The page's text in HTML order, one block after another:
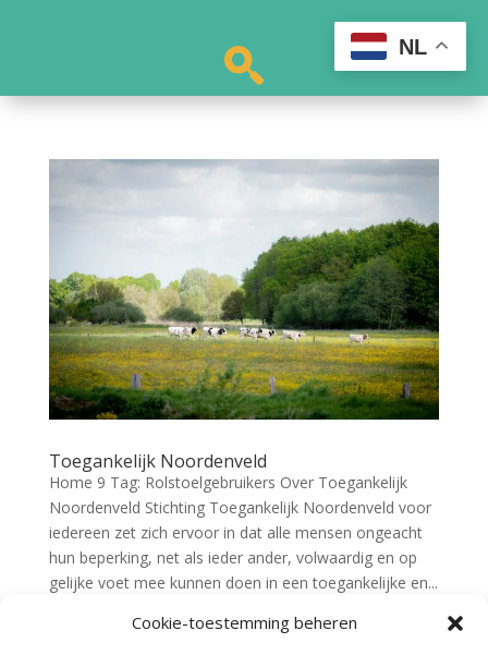
Cookie-toestemming beheren
Toegankelijk Noordenveld
Home 9 Tag: Rolstoelgebruikers Over Toegankelijk
Noordenveld Stichting Toegankelijk Noordenveld voor
iedereen zet zich ervoor in dat alle mensen ongeacht
hun beperking, net als ieder ander, volwaardig en op
gelijke voet mee kunnen doen in een toegankelijke en...
NL